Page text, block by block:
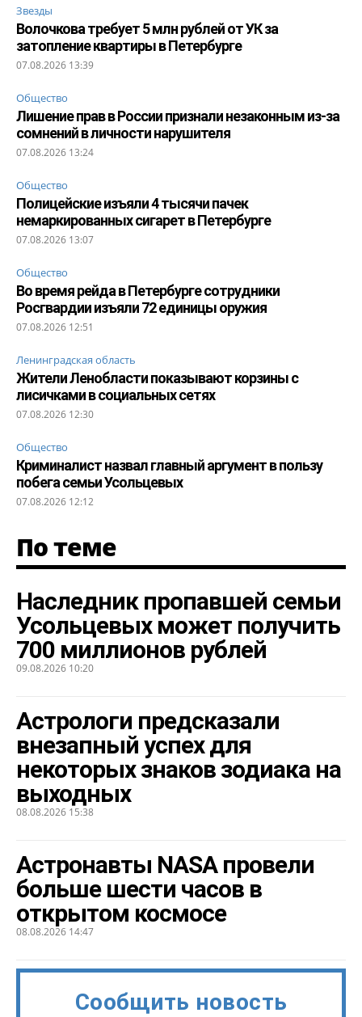
Звезды
Волочкова требует 5 млн рублей от УК за
затопление квартиры в Петербурге
07.08.2026 13:39
Общество
Лишение прав в России признали незаконным из-за
сомнений в личности нарушителя
07.08.2026 13:24
Общество
Полицейские изъяли 4 тысячи пачек
немаркированных сигарет в Петербурге
07.08.2026 13:07
Общество
Во время рейда в Петербурге сотрудники
Росгвардии изъяли 72 единицы оружия
07.08.2026 12:51
Ленинградская область
Жители Ленобласти показывают корзины с
лисичками в социальных сетях
07.08.2026 12:30
Общество
Криминалист назвал главный аргумент в пользу
побега семьи Усольцевых
07.08.2026 12:12
По теме
Наследник пропавшей семьи
Усольцевых может получить
700 миллионов рублей
09.08.2026 10:20
Астрологи предсказали
внезапный успех для
некоторых знаков зодиака на
выходных
08.08.2026 15:38
Астронавты NASA провели
больше шести часов в
открытом космосе
08.08.2026 14:47
Сообщить новость